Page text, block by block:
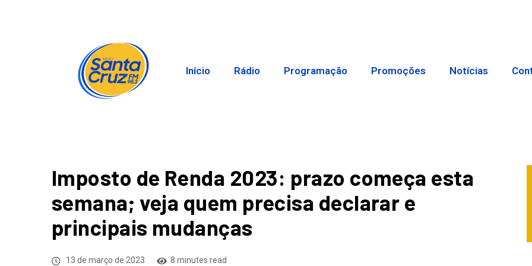
Início Rádio Programação Promoções Notícias
Imposto de Renda 2023: prazo começa esta
semana; veja quem precisa declarar e
principais mudanças
13 de março de 2023 8 minutes read